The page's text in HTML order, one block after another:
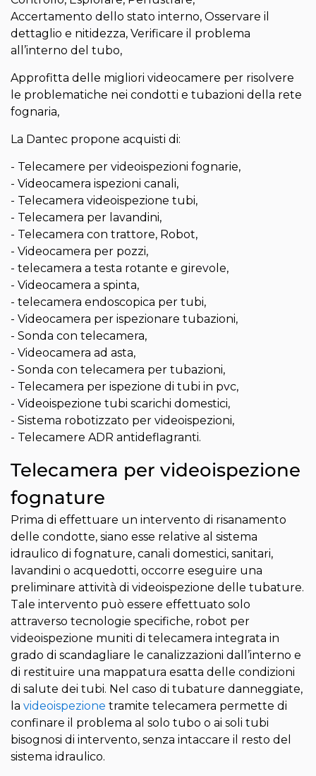
Accertamento dello stato interno, Osservare il
dettaglio e nitidezza, Verificare il problema
all’interno del tubo,
Approfitta delle migliori videocamere per risolvere
le problematiche nei condotti e tubazioni della rete
fognaria,
La Dantec propone acquisti di:
- Telecamere per videoispezioni fognarie,
- Videocamera ispezioni canali,
- Telecamera videoispezione tubi,
- Telecamera per lavandini,
- Telecamera con trattore, Robot,
- Videocamera per pozzi,
- telecamera a testa rotante e girevole,
- Videocamera a spinta,
- telecamera endoscopica per tubi,
- Videocamera per ispezionare tubazioni,
- Sonda con telecamera,
- Videocamera ad asta,
- Sonda con telecamera per tubazioni,
- Telecamera per ispezione di tubi in pvc,
- Videoispezione tubi scarichi domestici,
- Sistema robotizzato per videoispezioni,
- Telecamere ADR antideflagranti.
Telecamera per videoispezione
fognature
Prima di effettuare un intervento di risanamento
delle condotte, siano esse relative al sistema
idraulico di fognature, canali domestici, sanitari,
lavandini o acquedotti, occorre eseguire una
preliminare attività di videoispezione delle tubature.
Tale intervento può essere effettuato solo
attraverso tecnologie specifiche, robot per
videoispezione muniti di telecamera integrata in
grado di scandagliare le canalizzazioni dall’interno e
di restituire una mappatura esatta delle condizioni
di salute dei tubi. Nel caso di tubature danneggiate,
la videoispezione tramite telecamera permette di
confinare il problema al solo tubo o ai soli tubi
bisognosi di intervento, senza intaccare il resto del
sistema idraulico.